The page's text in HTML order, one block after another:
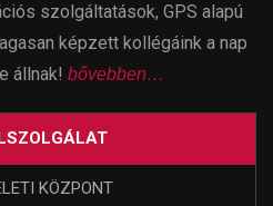
szolgáltatások, GPS alapú
képzett kollégáink a nap
állnak! bővebben…
KÖZPONT